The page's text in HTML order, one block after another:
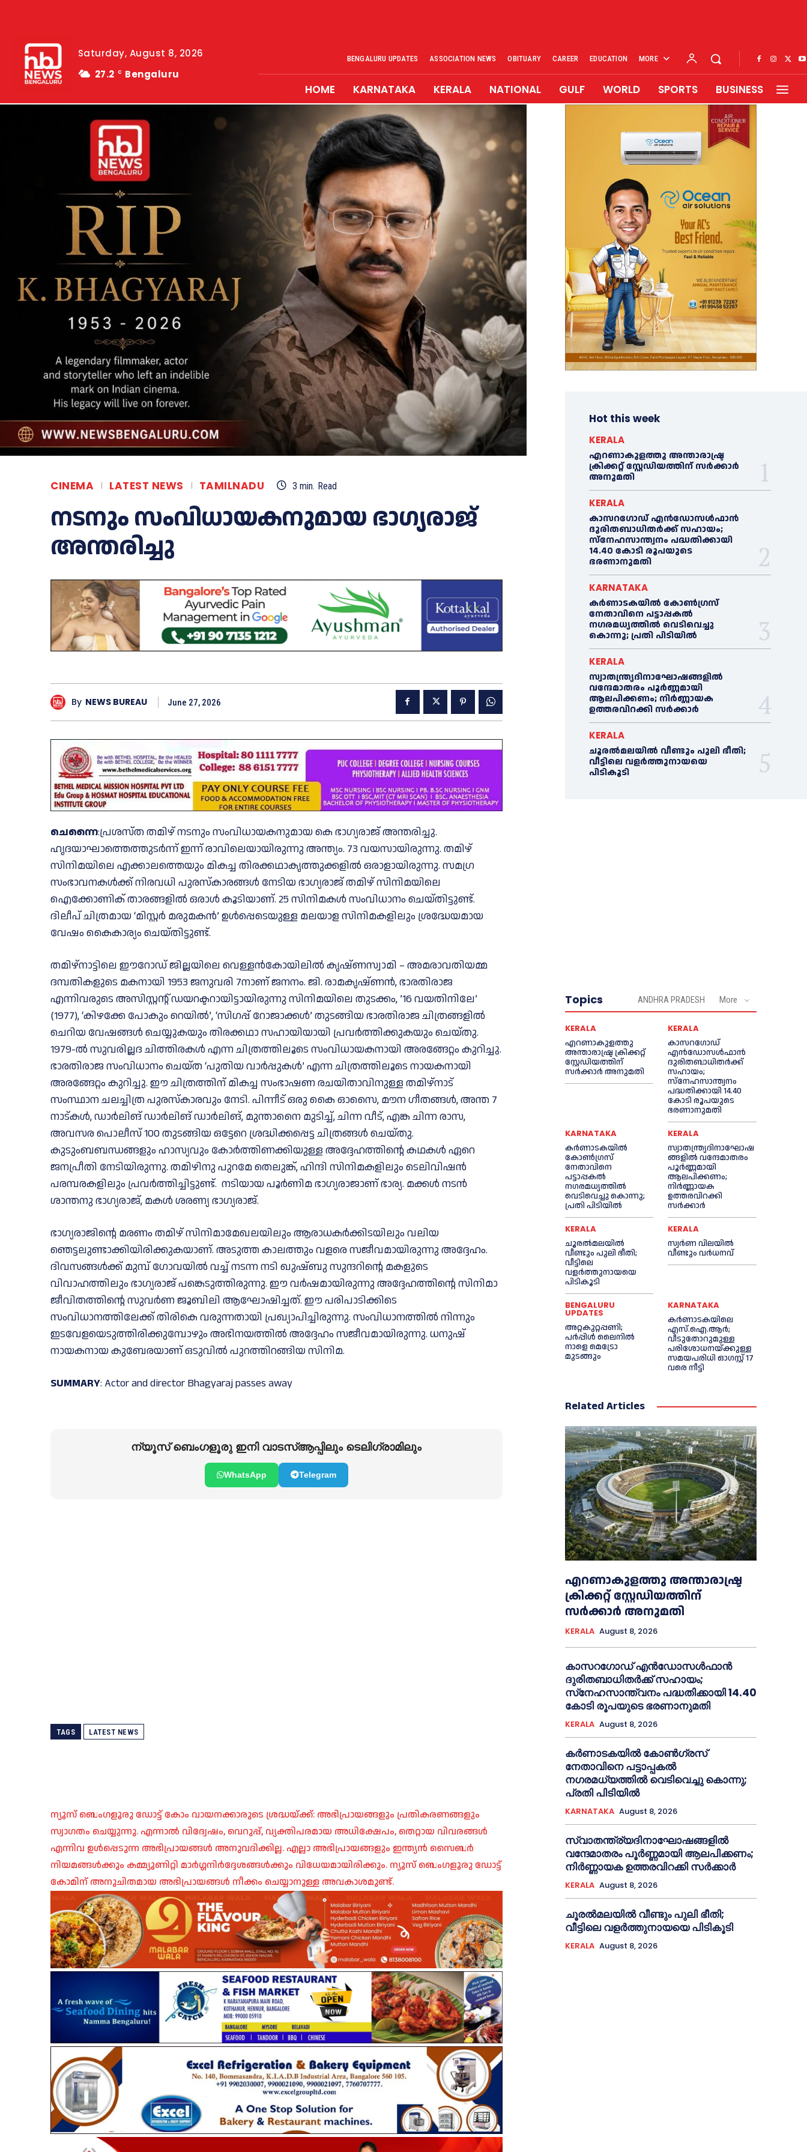
Saturday, August 8, 2026
27.2 C Bengaluru
BENGALURU UPDATES ASSOCIATION NEWS OBITUARY CAREER EDUCATION MORE
HOME KARNATAKA KERALA NATIONAL GULF WORLD SPORTS BUSINESS
CINEMA LATEST NEWS TAMILNADU 3 min. Read
നടനും സംവിധായകനുമായ ഭാഗ്യരാജ്
അന്തരിച്ചു
By NEWS BUREAU June 27, 2026
ചെന്നൈ:പ്രശസ്ത തമിഴ് നടനും സംവിധായകനുമായ കെ ഭാഗ്യരാജ് അന്തരിച്ചു.
ഹൃദയാഘാത്തെത്തുടർന്ന് ഇന്ന് രാവിലെയായിരുന്നു അന്ത്യം. 73 വയസായിരുന്നു. തമിഴ്
സിനിമയിലെ എക്കാലത്തെയും മികച്ച തിരക്കഥാകൃത്തുക്കളിൽ ഒരാളായിരുന്നു. സമഗ്ര
സംഭാവനകൾക്ക് നിരവധി പുരസ്കാരങ്ങൾ നേടിയ ഭാഗ്യരാജ് തമിഴ് സിനിമയിലെ
ഐക്കോണിക് താരങ്ങളില്‍ ഒരാള്‍ കൂടിയാണ്. 25 സിനിമകള്‍ സംവിധാനം ചെയ്തിട്ടുണ്ട്.
ദിലീപ് ചിത്രമായ ‘മിസ്റ്റർ മരുമകൻ’ ഉൾപ്പെടെയുള്ള മലയാള സിനിമകളിലും ശ്രദ്ധേയമായ
വേഷം കൈകാര്യം ചെയ്തിട്ടുണ്ട്.
തമിഴ്‌നാട്ടിലെ ഈറോഡ് ജില്ലയിലെ വെള്ളൻകോയിലിൽ കൃഷ്ണസ്വാമി – അമരാവതിയമ്മ
ദമ്പതികളുടെ മകനായി 1953 ജനുവരി 7നാണ് ജനനം. ജി. രാമകൃഷ്ണൻ, ഭാരതിരാജ
എന്നിവരുടെ അസിസ്റ്റന്റ് ഡയറക്ടറായിട്ടായിരുന്നു സിനിമയിലെ തുടക്കം, ’16 വയതിനിലേ’
(1977), ‘കിഴക്കേ പോകും റെയിൽ’, ‘സിഗപ്പ് റോജാക്കൾ’ തുടങ്ങിയ ഭാരതിരാജ ചിത്രങ്ങളിൽ
ചെറിയ വേഷങ്ങൾ ചെയ്യുകയും തിരക്കഥാ സഹായിയായി പ്രവർത്തിക്കുകയും ചെയ്തു.
1979-ല്‍ സുവരില്ലദ ചിത്തിരകള്‍ എന്ന ചിത്രത്തിലൂടെ സംവിധായകനായി അരങ്ങേറ്റം കുറിച്ചു.
ഭാരതിരാജ സംവിധാനം ചെയ്ത ‘പുതിയ വാർപ്പുകൾ’ എന്ന ചിത്രത്തിലൂടെ നായകനായി
അരങ്ങേറ്റം കുറിച്ചു. ഈ ചിത്രത്തിന് മികച്ച സംഭാഷണ രചയിതാവിനുള്ള തമിഴ്‌നാട്
സംസ്ഥാന ചലച്ചിത്ര പുരസ്കാരവും നേടി. പിന്നീട് ഒരു കൈ ഓസൈ, മൗന ഗീതങ്ങള്‍, അന്ത 7
നാട്കള്‍, ഡാര്‍ലിങ് ഡാര്‍ലിങ് ഡാര്‍ലിങ്, മുന്താനൈ മുടിച്ച്, ചിന്ന വീട്, എങ്ക ചിന്ന രാസ,
അവസര പൊലീസ് 100 തുടങ്ങിയ ഒട്ടേറെ ശ്രദ്ധിക്കപ്പെട്ട ചിത്രങ്ങള്‍ ചെയ്തു.
കുടുംബബന്ധങ്ങളും ഹാസ്യവും കോർത്തിണക്കിയുള്ള അദ്ദേഹത്തിന്റെ കഥകൾ ഏറെ
ജനപ്രീതി നേടിയിരുന്നു. തമിഴിനു പുറമേ തെലുങ്ക്, ഹിന്ദി സിനിമകളിലും ടെലിവിഷൻ
പരമ്പരകളിലും പ്രവർത്തിച്ചിട്ടുണ്ട്. നടിയായ പൂർണിമ ഭാഗ്യരാജാണ് ഭാര്യ. മക്കള്‍ നടൻ
ശാന്തനു ഭാഗ്യരാജ്, മകള്‍ ശരണ്യ ഭാഗ്യരാജ്.
ഭാഗ്യരാജിന്റെ മരണം തമിഴ് സിനിമാമേഖലയിലും ആരാധകർക്കിടയിലും വലിയ
ഞെട്ടലുണ്ടാക്കിയിരിക്കുകയാണ്. അടുത്ത കാലത്തും വളരെ സജീവമായിരുന്നു അദ്ദേഹം.
ദിവസങ്ങള്‍ക്ക് മുമ്പ് ഗോവയില്‍ വച്ച്‌ നടന്ന നടി ഖുഷ്‌ബു സുന്ദറിന്റെ മകളുടെ
വിവാഹത്തിലും ഭാഗ്യരാജ് പങ്കെടുത്തിരുന്നു. ഈ വര്‍ഷമായിരുന്നു അദ്ദേഹത്തിന്റെ സിനിമാ
ജീവിതത്തിന്റെ സുവര്‍ണ ജൂബിലി ആഘോഷിച്ചത്. ഈ പരിപാടിക്കിടെ
സംവിധാനത്തിലേക്ക് തിരികെ വരുന്നതായി പ്രഖ്യാപിച്ചിരുന്നു. സംവിധാനത്തില്‍ നിന്നും
ഇടവേളയെടുത്തിരിക്കുമ്പോഴും അഭിനയത്തില്‍ അദ്ദേഹം സജീവമായിരുന്നു. ധനുഷ്
നായകനായ കുബേരയാണ് ഒടുവില്‍ പുറത്തിറങ്ങിയ സിനിമ.
SUMMARY: Actor and director Bhagyaraj passes away
ന്യൂസ് ബെംഗളൂരു ഇനി വാടസ്ആപ്പിലും ടെലിഗ്രാമിലും
WhatsApp Telegram
TAGS LATEST NEWS
ന്യൂസ് ബെംഗളൂരു ഡോട്ട് കോം വായനക്കാരുടെ ശ്രദ്ധയ്ക്ക്: അഭിപ്രായങ്ങളും പ്രതികരണങ്ങളും
സ്വാഗതം ചെയ്യുന്നു. എന്നാൽ വിദ്വേഷം, വെറുപ്പ്, വ്യക്തിപരമായ അധിക്ഷേപം, തെറ്റായ വിവരങ്ങൾ
എന്നിവ ഉൾപ്പെടുന്ന അഭിപ്രായങ്ങൾ അനുവദിക്കില്ല. എല്ലാ അഭിപ്രായങ്ങളും ഇന്ത്യൻ സൈബർ
നിയമങ്ങൾക്കും കമ്മ്യൂണിറ്റി മാർഗ്ഗനിർദ്ദേശങ്ങൾക്കും വിധേയമായിരിക്കും. ന്യൂസ് ബെംഗളൂരു ഡോട്ട്
കോമിന് അനുചിതമായ അഭിപ്രായങ്ങൾ നീക്കം ചെയ്യാനുള്ള അവകാശമുണ്ട്.
Hot this week
KERALA
എറണാകുളത്തു അന്താരാഷ്ട്ര
ക്രിക്കറ്റ് സ്റ്റേഡിയത്തിന് സര്‍ക്കാര്‍
അനുമതി
KERALA
കാസറഗോഡ് എന്‍ഡോസള്‍ഫാന്‍
ദുരിതബാധിതര്‍ക്ക് സഹായം;
സ്‌നേഹസാന്ത്വനം പദ്ധതിക്കായി
14.40 കോടി രൂപയുടെ
ഭരണാനുമതി
KARNATAKA
കർണാടകയിൽ കോണ്‍ഗ്രസ്
നേതാവിനെ പട്ടാപ്പകല്‍
നഗരമധ്യത്തില്‍ വെടിവെച്ചു
കൊന്നു; പ്രതി പിടിയില്‍
KERALA
സ്വാതന്ത്ര്യദിനാഘോഷങ്ങളില്‍
വന്ദേമാതരം പൂര്‍ണ്ണമായി
ആലപിക്കണം; നിര്‍ണ്ണായക
ഉത്തരവിറക്കി സര്‍ക്കാര്‍
KERALA
ചൂരല്‍മലയില്‍ വീണ്ടും പുലി ഭീതി;
വീട്ടിലെ വളര്‍ത്തുനായയെ
പിടികൂടി
Topics ANDHRA PRADESH More
KERALA
എറണാകുളത്തു
അന്താരാഷ്ട്ര ക്രിക്കറ്റ്
സ്റ്റേഡിയത്തിന്
സര്‍ക്കാര്‍ അനുമതി
KERALA
കാസറഗോഡ്
എന്‍ഡോസള്‍ഫാന്‍
ദുരിതബാധിതര്‍ക്ക്
സഹായം;
സ്‌നേഹസാന്ത്വനം
പദ്ധതിക്കായി 14.40
കോടി രൂപയുടെ
ഭരണാനുമതി
KARNATAKA
കർണാടകയിൽ
കോണ്‍ഗ്രസ്
നേതാവിനെ
പട്ടാപ്പകല്‍
നഗരമധ്യത്തില്‍
വെടിവെച്ചു കൊന്നു;
പ്രതി പിടിയില്‍
KERALA
സ്വാതന്ത്ര്യദിനാഘോഷ
ങ്ങളില്‍ വന്ദേമാതരം
പൂര്‍ണ്ണമായി
ആലപിക്കണം;
നിര്‍ണ്ണായക
ഉത്തരവിറക്കി
സര്‍ക്കാര്‍
KERALA
ചൂരല്‍മലയില്‍
വീണ്ടും പുലി ഭീതി;
വീട്ടിലെ
വളര്‍ത്തുനായയെ
പിടികൂടി
KERALA
സ്വർണ വിലയില്‍
വീണ്ടും വർധനവ്
BENGALURU
UPDATES
അറ്റകുറ്റപ്പണി;
പർപ്പിൾ ലൈനില്‍
നാളെ മെട്രോ
മുടങ്ങും
KARNATAKA
കർണാടകയിലെ
എസ്.ഐ.ആർ;
വീടുതോറുമുള്ള
പരിശോധനയ്ക്കുള്ള
സമയപരിധി ഓഗസ്റ്റ് 17
വരെ നീട്ടി
Related Articles
എറണാകുളത്തു അന്താരാഷ്ട്ര
ക്രിക്കറ്റ് സ്റ്റേഡിയത്തിന്
സര്‍ക്കാര്‍ അനുമതി
KERALA August 8, 2026
കാസറഗോഡ് എന്‍ഡോസള്‍ഫാന്‍
ദുരിതബാധിതര്‍ക്ക് സഹായം;
സ്‌നേഹസാന്ത്വനം പദ്ധതിക്കായി 14.40
കോടി രൂപയുടെ ഭരണാനുമതി
KERALA August 8, 2026
കർണാടകയിൽ കോണ്‍ഗ്രസ്
നേതാവിനെ പട്ടാപ്പകല്‍
നഗരമധ്യത്തില്‍ വെടിവെച്ചു കൊന്നു;
പ്രതി പിടിയില്‍
KARNATAKA August 8, 2026
സ്വാതന്ത്ര്യദിനാഘോഷങ്ങളില്‍
വന്ദേമാതരം പൂര്‍ണ്ണമായി ആലപിക്കണം;
നിര്‍ണ്ണായക ഉത്തരവിറക്കി സര്‍ക്കാര്‍
KERALA August 8, 2026
ചൂരല്‍മലയില്‍ വീണ്ടും പുലി ഭീതി;
വീട്ടിലെ വളര്‍ത്തുനായയെ പിടികൂടി
KERALA August 8, 2026